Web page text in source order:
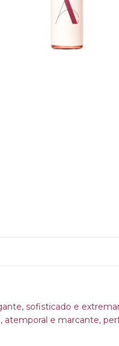
sofisticado e
e marcante,